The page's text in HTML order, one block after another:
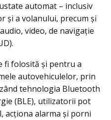
automat – inclusiv
și a volanului, precum și
video, de navigație
fi folosită și pentru a
autovehiculelor, prin
tehnologia Bluetooth
(BLE), utilizatorii pot
acționa alarma și porni